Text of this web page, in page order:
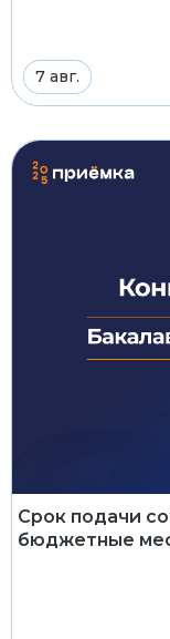
7 авг.
Срок подачи
бюджетные